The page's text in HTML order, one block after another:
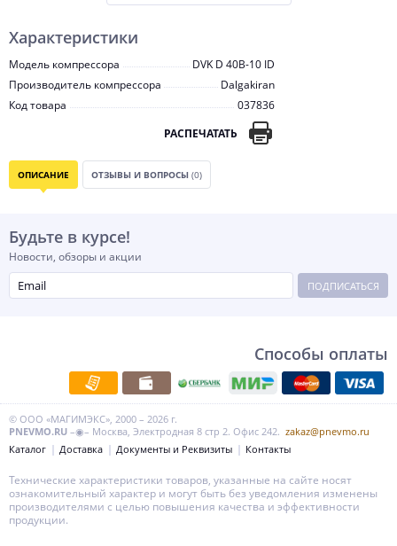
Характеристики
Модель компрессора
DVK D 40B-10 ID
Производитель компрессора
Dalgakiran
Код товара
037836
РАСПЕЧАТАТЬ
ОПИСАНИЕ ОТЗЫВЫ И ВОПРОСЫ (0)
Будьте в курсе!
Новости, обзоры и акции
ПОДПИСАТЬСЯ
Способы оплаты
© ООО «МАГИМЭКС», 2000 – 2026 г.
PNEVMO.RU –◉– Москва, Электродная 8 стр 2. Офис 242. zakaz@pnevmo.ru
Каталог
Доставка Документы и Реквизиты Контакты
Технические характеристики товаров, указанные на сайте носят
ознакомительный характер и могут быть без уведомления изменены
производителями с целью повышения качества и эффективности
продукции.